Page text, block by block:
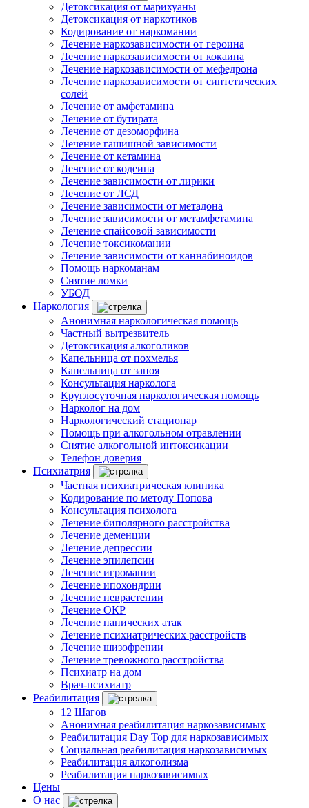
Детоксикация от марихуаны
Детоксикация от наркотиков
Кодирование от наркомании
Лечение наркозависимости от героина
Лечение наркозависимости от кокаина
Лечение наркозависимости от мефедрона
Лечение наркозависимости от синтетических
солей
Лечение от амфетамина
Лечение от бутирата
Лечение от дезоморфина
Лечение гашишной зависимости
Лечение от кетамина
Лечение от кодеина
Лечение зависимости от лирики
Лечение от ЛСД
Лечение зависимости от метадона
Лечение зависимости от метамфетамина
Лечение спайсовой зависимости
Лечение токсикомании
Лечение зависимости от каннабиноидов
Помощь наркоманам
Снятие ломки
УБОД
Наркология
Анонимная наркологическая помощь
Частный вытрезвитель
Детоксикация алкоголиков
Капельница от похмелья
Капельница от запоя
Консультация нарколога
Круглосуточная наркологическая помощь
Нарколог на дом
Наркологический стационар
Помощь при алкогольном отравлении
Снятие алкогольной интоксикации
Телефон доверия
Психиатрия
Частная психиатрическая клиника
Кодирование по методу Попова
Консультация психолога
Лечение биполярного расстройства
Лечение деменции
Лечение депрессии
Лечение эпилепсии
Лечение игромании
Лечение ипохондрии
Лечение неврастении
Лечение ОКР
Лечение панических атак
Лечение психиатрических расстройств
Лечение шизофрении
Лечение тревожного расстройства
Психиатр на дом
Врач-психиатр
Реабилитация
12 Шагов
Анонимная реабилитация наркозависимых
Реабилитация Day Top для наркозависимых
Социальная реабилитация наркозависимых
Реабилитация алкоголизма
Реабилитация наркозависимых
Цены
О нас